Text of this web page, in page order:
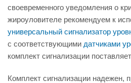
своевременного уведомления о
жироуловителе рекомендуем к
универсальный сигнализатор
с соответствующими датчиками
комплект сигнализации
Комплект сигнализации надежен,